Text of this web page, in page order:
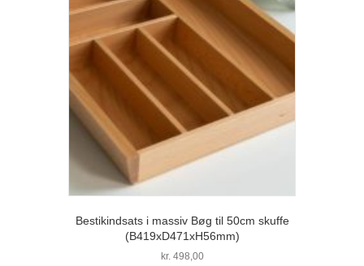
Bestikindsats i massiv Bøg til 50cm skuffe
(B419xD471xH56mm)
kr.498,00